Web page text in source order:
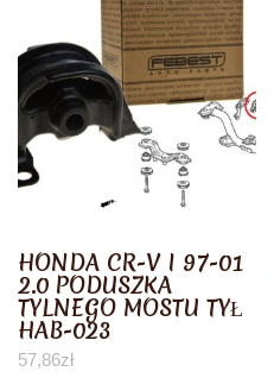
HONDA CR-V I 97-01
2.0 PODUSZKA
TYLNEGO MOSTU TYŁ
HAB-023
57,86zł